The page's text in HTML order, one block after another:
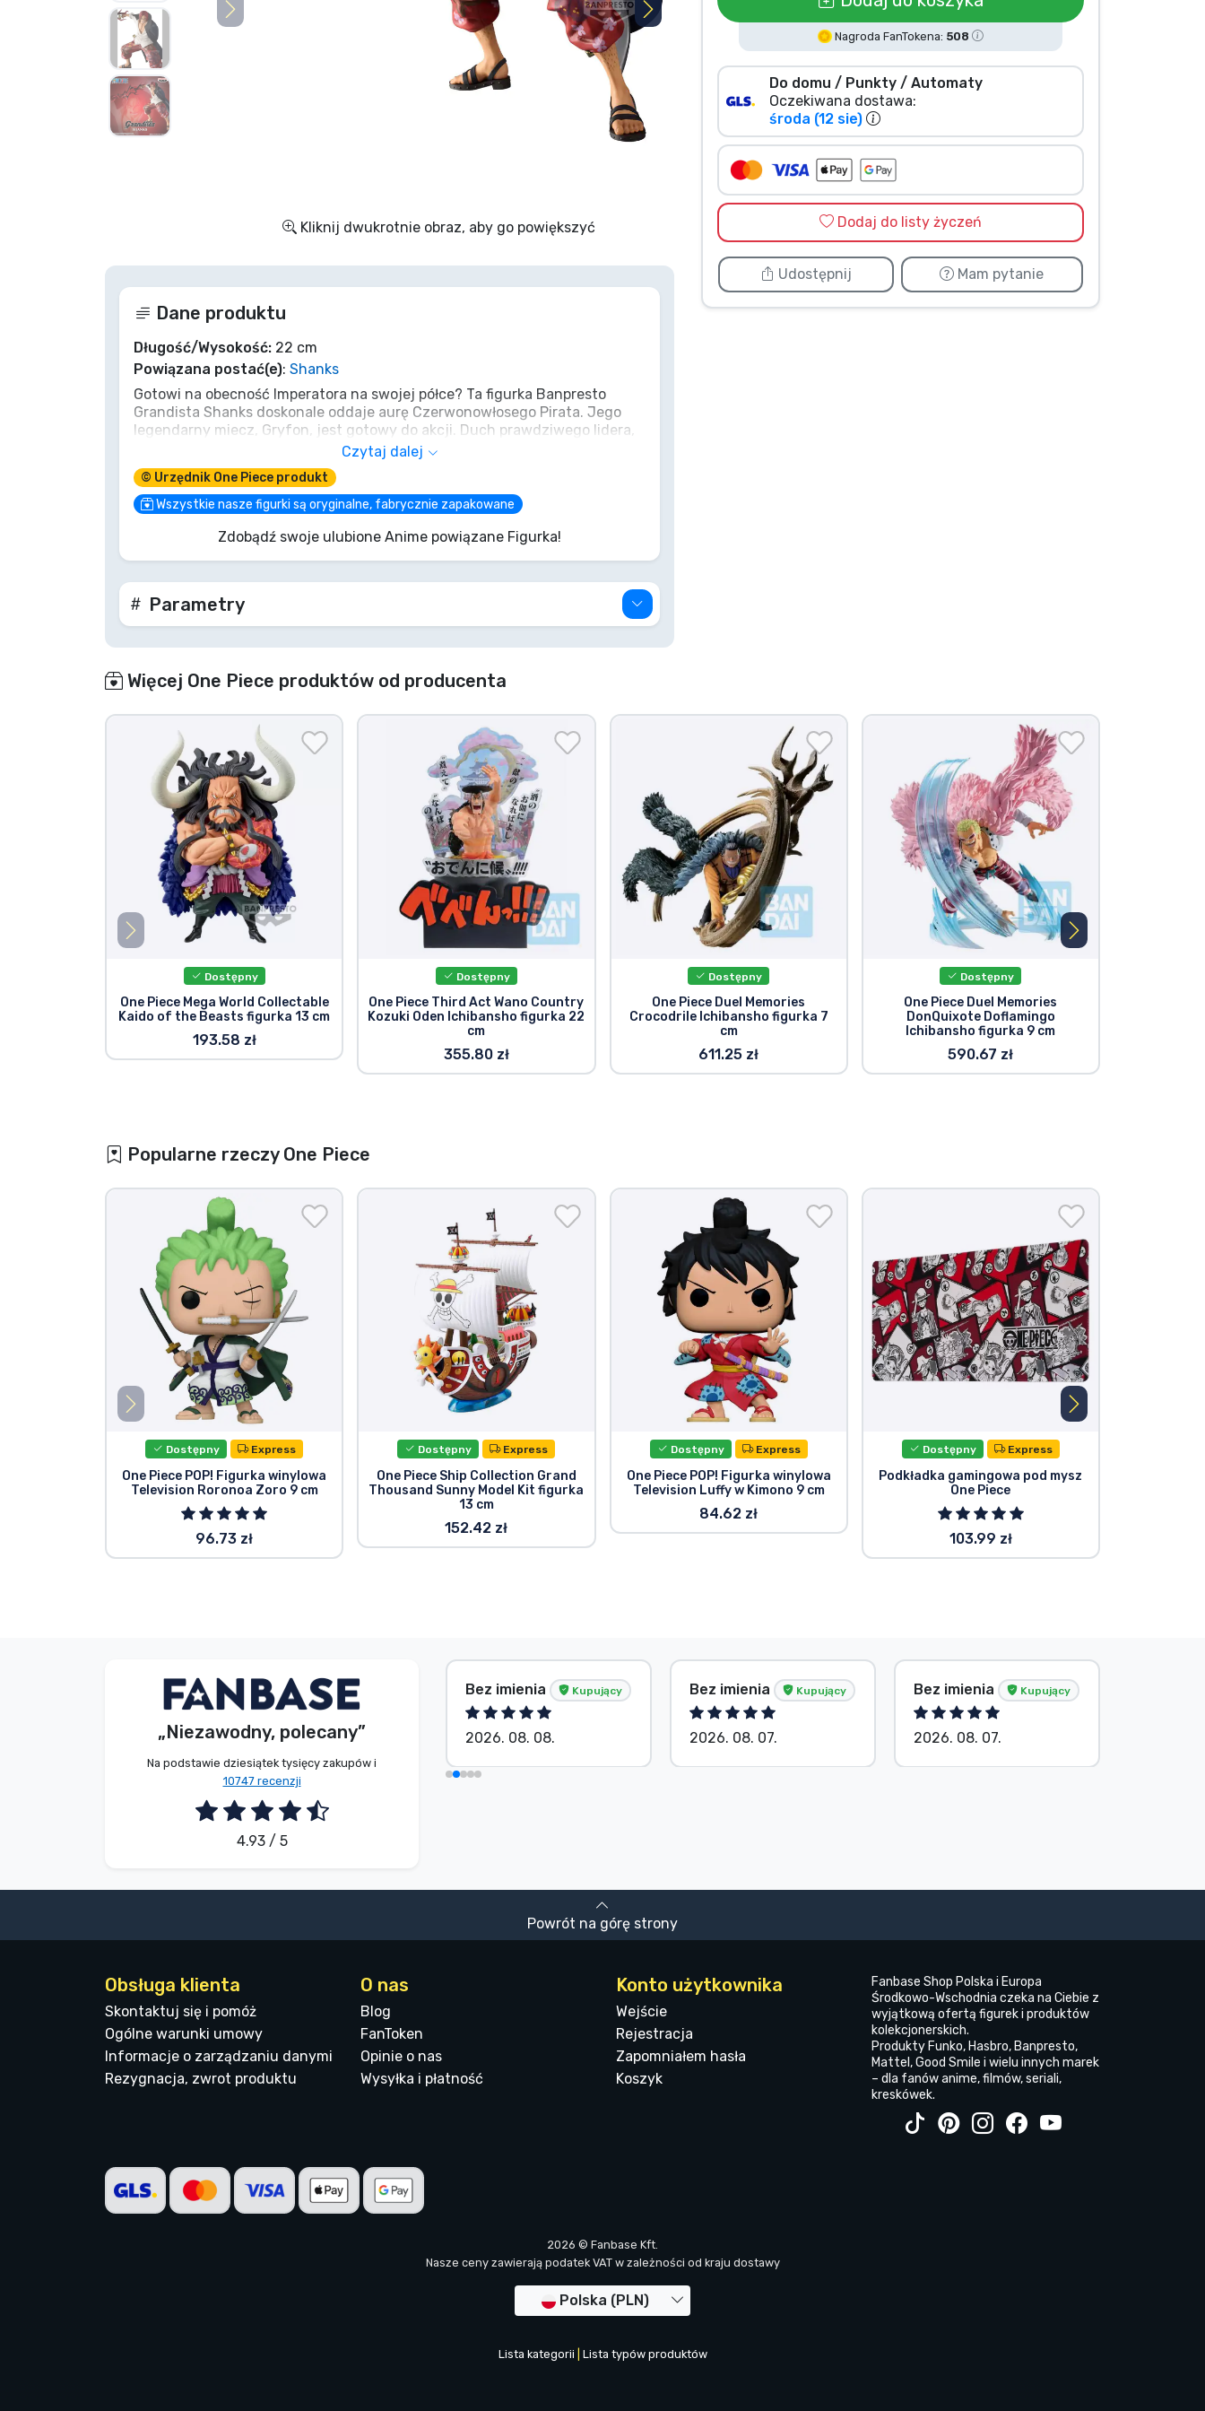
Kliknij dwukrotnie obraz, aby go powiększyć
Nagroda FanTokena: 508
Do domu / Punkty / Automaty
Oczekiwana dostawa:
środa (12 sie)
Dodaj do listy życzeń
Udostępnij Mam pytanie
Dane produktu
Długość/Wysokość: 22 cm
Powiązana postać(e): Shanks
Gotowi na obecność Imperatora na swojej półce? Ta figurka Banpresto
Grandista Shanks doskonale oddaje aurę Czerwonowłosego Pirata. Jego
legendarny miecz, Gryfon, jest gotowy do akcji. Duch prawdziwego lidera,
nawet w 22-centymetrowej formie. Nie pozwól, by ta szansa umknęła –
zdobądź swojego Yonko!
Czytaj dalej
© Urzędnik One Piece produkt
Wszystkie nasze figurki są oryginalne, fabrycznie zapakowane
Zdobądź swoje ulubione Anime powiązane Figurka!
Parametry
Więcej One Piece produktów od producenta
Dostępny
One Piece Mega World Collectable
Kaido of the Beasts figurka 13 cm
193.58 zł
Dostępny
One Piece Third Act Wano Country
Kozuki Oden Ichibansho figurka 22
cm
355.80 zł
Dostępny
One Piece Duel Memories
Crocodrile Ichibansho figurka 7
cm
611.25 zł
Dostępny
One Piece Duel Memories
DonQuixote Doflamingo
Ichibansho figurka 9 cm
590.67 zł
Popularne rzeczy One Piece
Dostępny Express
One Piece POP! Figurka winylowa
Television Roronoa Zoro 9 cm
96.73 zł
Dostępny Express
One Piece Ship Collection Grand
Thousand Sunny Model Kit figurka
13 cm
152.42 zł
Dostępny Express
One Piece POP! Figurka winylowa
Television Luffy w Kimono 9 cm
84.62 zł
Dostępny Express
Podkładka gamingowa pod mysz
One Piece
103.99 zł
„Niezawodny, polecany”
Na podstawie dziesiątek tysięcy zakupów i
10747 recenzji
4.93 / 5
Dávid Sulyok
Kupujący
2026. 08. 08.
Bez imienia Kupujący
2026. 08. 08.
Bez imienia Kupujący
2026. 08. 07.
Bez imienia Kupujący
2026. 08. 07.
Powrót na górę strony
Obsługa klienta
Skontaktuj się i pomóż
Ogólne warunki umowy
Informacje o zarządzaniu danymi
Rezygnacja, zwrot produktu
O nas
Blog
FanToken
Opinie o nas
Wysyłka i płatność
Konto użytkownika
Wejście
Rejestracja
Zapomniałem hasła
Koszyk
Fanbase Shop Polska i Europa
Środkowo-Wschodnia czeka na Ciebie z
wyjątkową ofertą figurek i produktów
kolekcjonerskich.
Produkty Funko, Hasbro, Banpresto,
Mattel, Good Smile i wielu innych marek
– dla fanów anime, filmów, seriali,
kreskówek.
2026 © Fanbase Kft.
Nasze ceny zawierają podatek VAT w zależności od kraju dostawy
Polska (PLN)
Lista kategorii Lista typów produktów
Rzeczy seryjne
Rzeczy filmowe
Wspaniałe rzeczy
Rzeczy sportowe
Typy produktów